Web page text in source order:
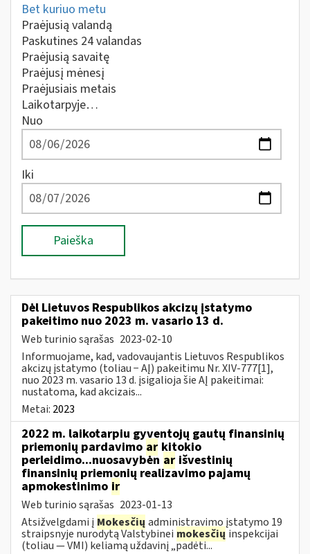
Bet kuriuo metu
Praėjusią valandą
Paskutines 24 valandas
Praėjusią savaitę
Praėjusį mėnesį
Praėjusiais metais
Laikotarpyje…
Nuo
Iki
Paieška
Dėl Lietuvos Respublikos akcizų įstatymo
pakeitimo nuo 2023 m. vasario 13 d.
Web turinio sąrašas 2023-02-10
Informuojame, kad, vadovaujantis Lietuvos Respublikos
akcizų įstatymo (toliau − AĮ) pakeitimu Nr. XIV-777[1],
nuo 2023 m. vasario 13 d. įsigalioja šie AĮ pakeitimai:
nustatoma, kad akcizais...
Metai: 2023
2022 m. laikotarpiu gyventojų gautų finansinių
priemonių pardavimo ar kitokio
perleidimo...nuosavybėn ar išvestinių
finansinių priemonių realizavimo pajamų
apmokestinimo ir
Web turinio sąrašas 2023-01-13
Atsižvelgdami į Mokesčių administravimo įstatymo 19
straipsnyje nurodytą Valstybinei mokesčių inspekcijai
(toliau — VMI) keliamą uždavinį „padėti...